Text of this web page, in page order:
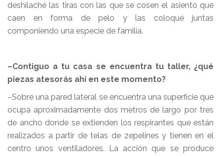
deshilaché las tiras con las que se cosen el asiento que
caen en forma de pelo y las coloqué juntas
componiendo una especie de familia.
–Contiguo a tu casa se encuentra tu taller, ¿qué
piezas atesorás ahí en este momento?
–Sobre una pared lateral se encuentra una superficie que
ocupa aproximadamente dos metros de largo por tres
de ancho donde se extienden los respirantes que están
realizados a partir de telas de zepelines y tienen en el
centro unos ventiladores. La acción que se produce